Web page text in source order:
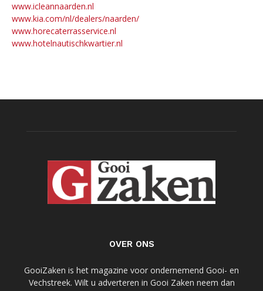
www.icleannaarden.nl
www.kia.com/nl/dealers/naarden/
www.horecaterrasservice.nl
www.hotelnautischkwartier.nl
OVER ONS
GooiZaken is het magazine voor ondernemend Gooi- en
Vechstreek. Wilt u adverteren in Gooi Zaken neem dan